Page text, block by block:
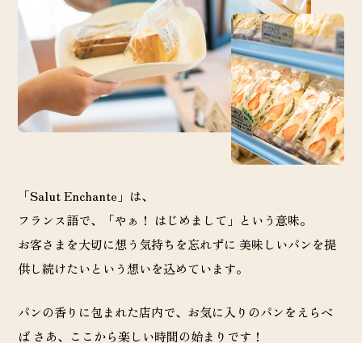
「Salut Enchante」は、
フランス語で、「やぁ！ はじめまして」という意味。
お客さまを大切に想う気持ちを忘れずに 美味しいパンを提
供し続けたいという想いを込めています。
パンの香りに包まれた店内で、お気に入りのパンをえらべ
ば さあ、ここから楽しい時間の始まりです！